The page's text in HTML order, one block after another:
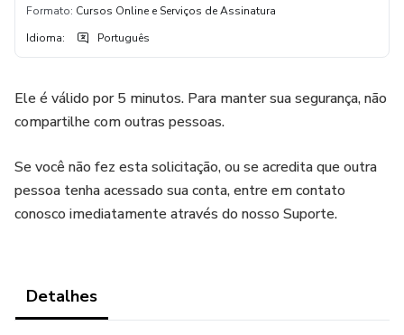
Formato: Cursos Online e Serviços de Assinatura
Idioma: Português
Ele é válido por 5 minutos. Para manter sua segurança, não
compartilhe com outras pessoas.
Se você não fez esta solicitação, ou se acredita que outra
pessoa tenha acessado sua conta, entre em contato
conosco imediatamente através do nosso Suporte.
Detalhes